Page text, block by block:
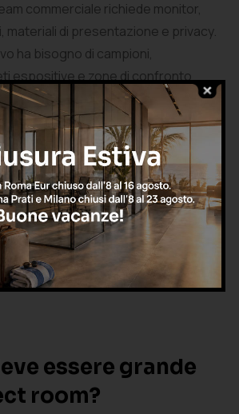
commerciale richiede monitor,
materiali di presentazione e privacy.
ha bisogno di campioni,
espositive e zone di confronto
non dovrebbe partire
dal ciclo di lavoro: briefing, analisi,
decisione, restituzione. Ogni
diverso. Se l’ambiente
senza perdere tempo, la
un acceleratore operativo; se li
sala riunioni più arredata.
essere grande
room?